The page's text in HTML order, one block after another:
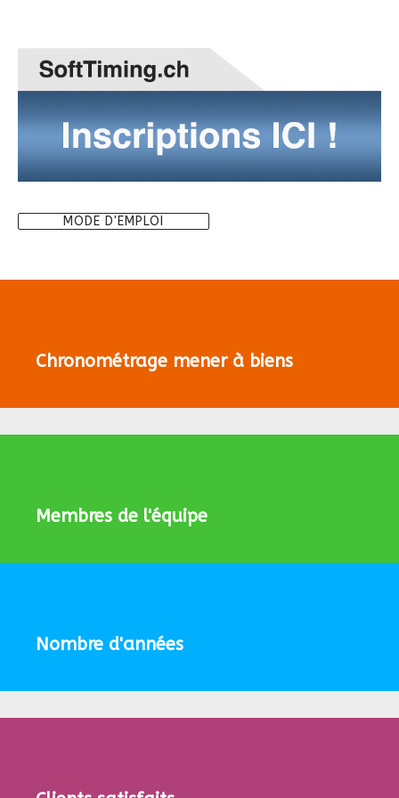
MODE D'EMPLOI
Chronométrage mener à biens
Membres de l'équipe
Nombre d'années